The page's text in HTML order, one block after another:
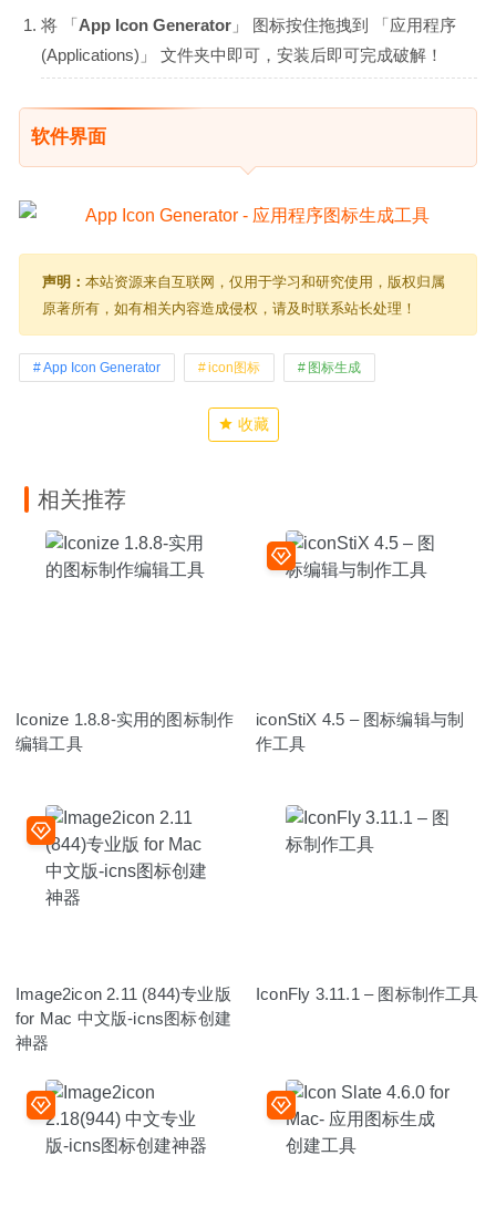
将 「App Icon Generator 」 图标按住拖拽到 「应用程序
(Applications)」 文件夹中即可，安装后即可完成破解！
软件界面
声明： 本站资源来自互联网，仅用于学习和研究使用，版权归属
原著所有，如有相关内容造成侵权，请及时联系站长处理！
App Icon Generator icon图标 图标生成
收藏
相关推荐
Iconize 1.8.8-实用的图标制作
编辑工具
iconStiX 4.5 – 图标编辑与制
作工具
Image2icon 2.11 (844)专业版
for Mac 中文版-icns图标创建
神器
IconFly 3.11.1 – 图标制作工具